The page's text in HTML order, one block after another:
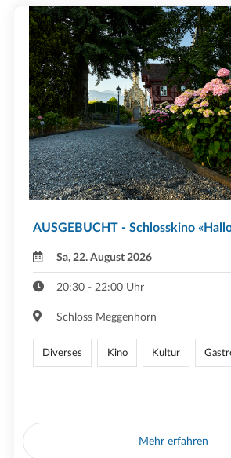
AUSGEBUCHT - Schlosskino
Sa, 22. August 2026
20:30 - 22:00 Uhr
Schloss Meggenhorn
Diverses Kino Kultur
Mehr erfahren